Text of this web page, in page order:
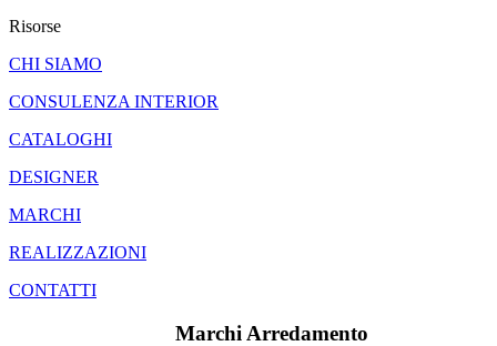
Risorse
CHI SIAMO
CONSULENZA INTERIOR
CATALOGHI
DESIGNER
MARCHI
REALIZZAZIONI
CONTATTI
Marchi Arredamento